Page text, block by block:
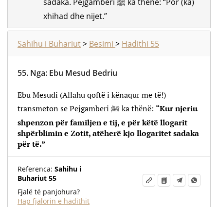
xhihad dhe nijet.”
Sahihu i Buhariut> Besimi > Hadithi 55
55. Nga: Ebu Mesud Bedriu
Ebu Mesudi (Allahu qoftë i kënaqur me të!)
transmeton se Pejgamberi ﷺ ka thënë: “Kur njeriu
shpenzon për familjen e tij, e për këtë llogarit
shpërblimin e Zotit, atëherë kjo llogaritet sadaka
për të.”
Referenca: Sahihu i
Buhariut 55
Fjalë të panjohura?
Hap fjalorin e hadithit